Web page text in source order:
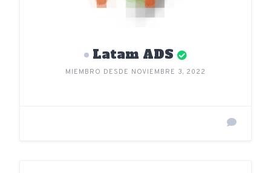
Latam ADS
MIEMBRO DESDE NOVIEMBRE 3, 2022